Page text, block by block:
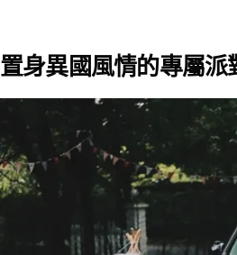
置身異國風情的專屬派